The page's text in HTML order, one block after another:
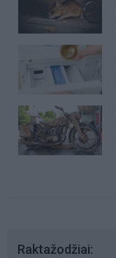
Raktažodžiai